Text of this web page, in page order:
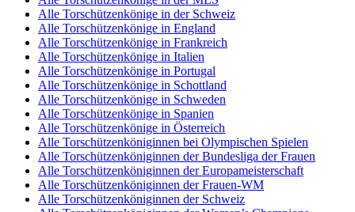
Alle Torschützenkönige in der Schweiz
Alle Torschützenkönige in England
Alle Torschützenkönige in Frankreich
Alle Torschützenkönige in Italien
Alle Torschützenkönige in Portugal
Alle Torschützenkönige in Schottland
Alle Torschützenkönige in Schweden
Alle Torschützenkönige in Spanien
Alle Torschützenkönige in Österreich
Alle Torschützenköniginnen bei Olympischen Spielen
Alle Torschützenköniginnen der Bundesliga der Frauen
Alle Torschützenköniginnen der Europameisterschaft
Alle Torschützenköniginnen der Frauen-WM
Alle Torschützenköniginnen der Schweiz